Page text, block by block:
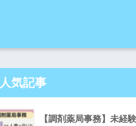
人気記事
【調剤薬局事務】未経